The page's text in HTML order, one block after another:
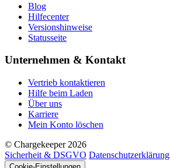
Blog
Hilfecenter
Versionshinweise
Statusseite
Unternehmen & Kontakt
Vertrieb kontaktieren
Hilfe beim Laden
Über uns
Karriere
Mein Konto löschen
© Chargekeeper 2026
Sicherheit & DSGVO Datenschutzerklärung